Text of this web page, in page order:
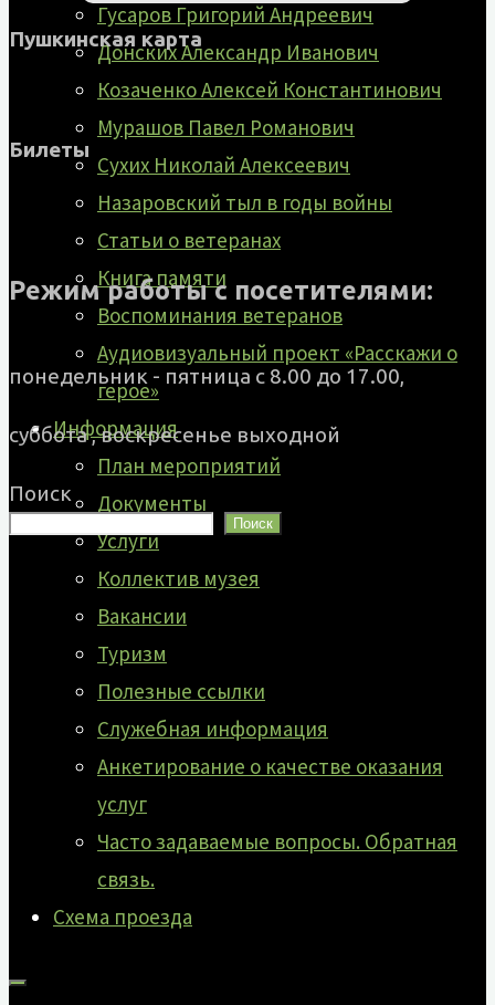
Гусаров Григорий Андреевич
Донских Александр Иванович
Козаченко Алексей Константинович
Мурашов Павел Романович
Сухих Николай Алексеевич
Назаровский тыл в годы войны
Статьи о ветеранах
Книга памяти
Воспоминания ветеранов
Аудиовизуальный проект «Расскажи о
герое»
Информация
План мероприятий
Документы
Услуги
Коллектив музея
Вакансии
Туризм
Полезные ссылки
Служебная информация
Анкетирование о качестве оказания
услуг
Часто задаваемые вопросы. Обратная
связь.
Схема проезда
Пушкинская карта
Билеты
Режим работы с посетителями:
понедельник - пятница с 8.00 до 17.00,
суббота , воскресенье выходной
Поиск
Поиск